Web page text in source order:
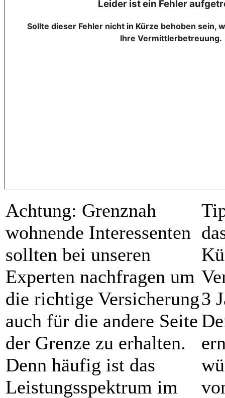
Achtung: Grenznah
wohnende Interessenten
sollten bei unseren
Experten nachfragen um
die richtige Versicherung
auch für die andere Seite
der Grenze zu erhalten.
Denn häufig ist das
Leistungsspektrum im
3